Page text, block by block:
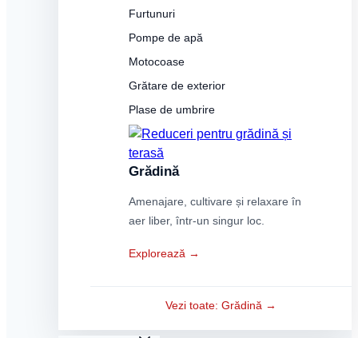
Furtunuri
Pompe de apă
Motocoase
Grătare de exterior
Plase de umbrire
Grădină
Amenajare, cultivare și relaxare în
aer liber, într-un singur loc.
Explorează →
Vezi toate: Grădină →